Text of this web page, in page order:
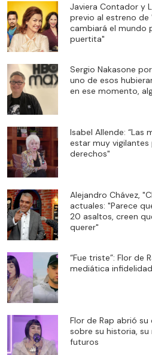
Javiera Contador y
previo al estreno de
cambiará el mundo
puertita"
Sergio Nakasone
uno de esos
en ese momento,
Isabel Allende: “Las
estar muy vigilantes
derechos"
Alejandro Chávez,
actuales: "Parece
20 asaltos, creen
querer"
“Fue triste”: Flor de
mediática
Flor de Rap abrió su
sobre su historia, su
futuros